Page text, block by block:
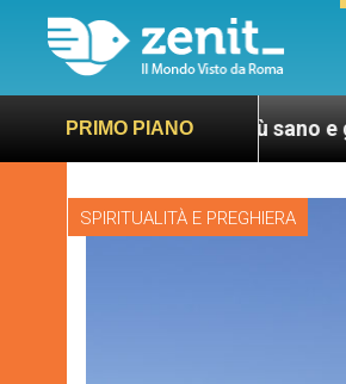
PRIMO PIANO
mondo più sano e giusto
SPIRITUALITÀ E PREGHIERA